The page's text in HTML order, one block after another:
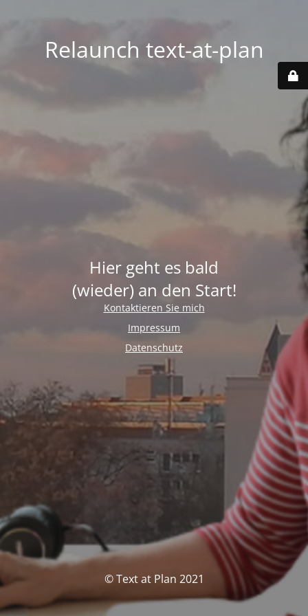
Relaunch text-at-plan
Hier geht es bald
(wieder) an den Start!
Kontaktieren Sie mich
Impressum
Datenschutz
© Text at Plan 2021